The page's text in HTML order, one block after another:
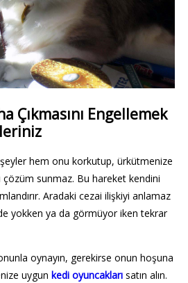
Çıkmasını Engellemek
şeyler hem onu korkutup, ürkütmenize
çözüm sunmaz. Bu hareket kendini
Aradaki cezai ilişkiyi anlamaz
yokken ya da görmüyor iken tekrar
onunla oynayın, gerekirse onun hoşuna
uygun kedi oyuncaklarısatın alın.